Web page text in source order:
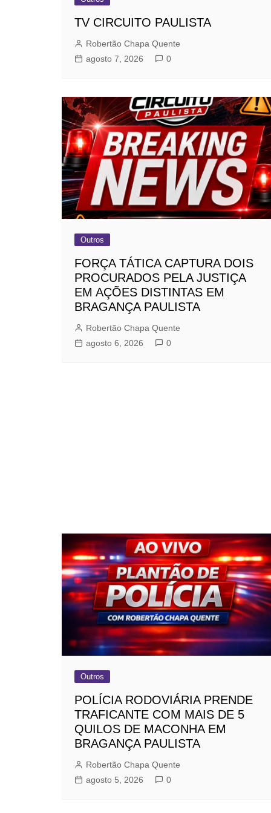
TV CIRCUITO PAULISTA
Robertão Chapa Quente
agosto 7, 2026
0
Outros
FORÇA TÁTICA CAPTURA DOIS
PROCURADOS PELA JUSTIÇA
EM AÇÕES DISTINTAS EM
BRAGANÇA PAULISTA
Robertão Chapa Quente
agosto 6, 2026
0
Outros
POLÍCIA RODOVIÁRIA PRENDE
TRAFICANTE COM MAIS DE 5
QUILOS DE MACONHA EM
BRAGANÇA PAULISTA
Robertão Chapa Quente
agosto 5, 2026
0